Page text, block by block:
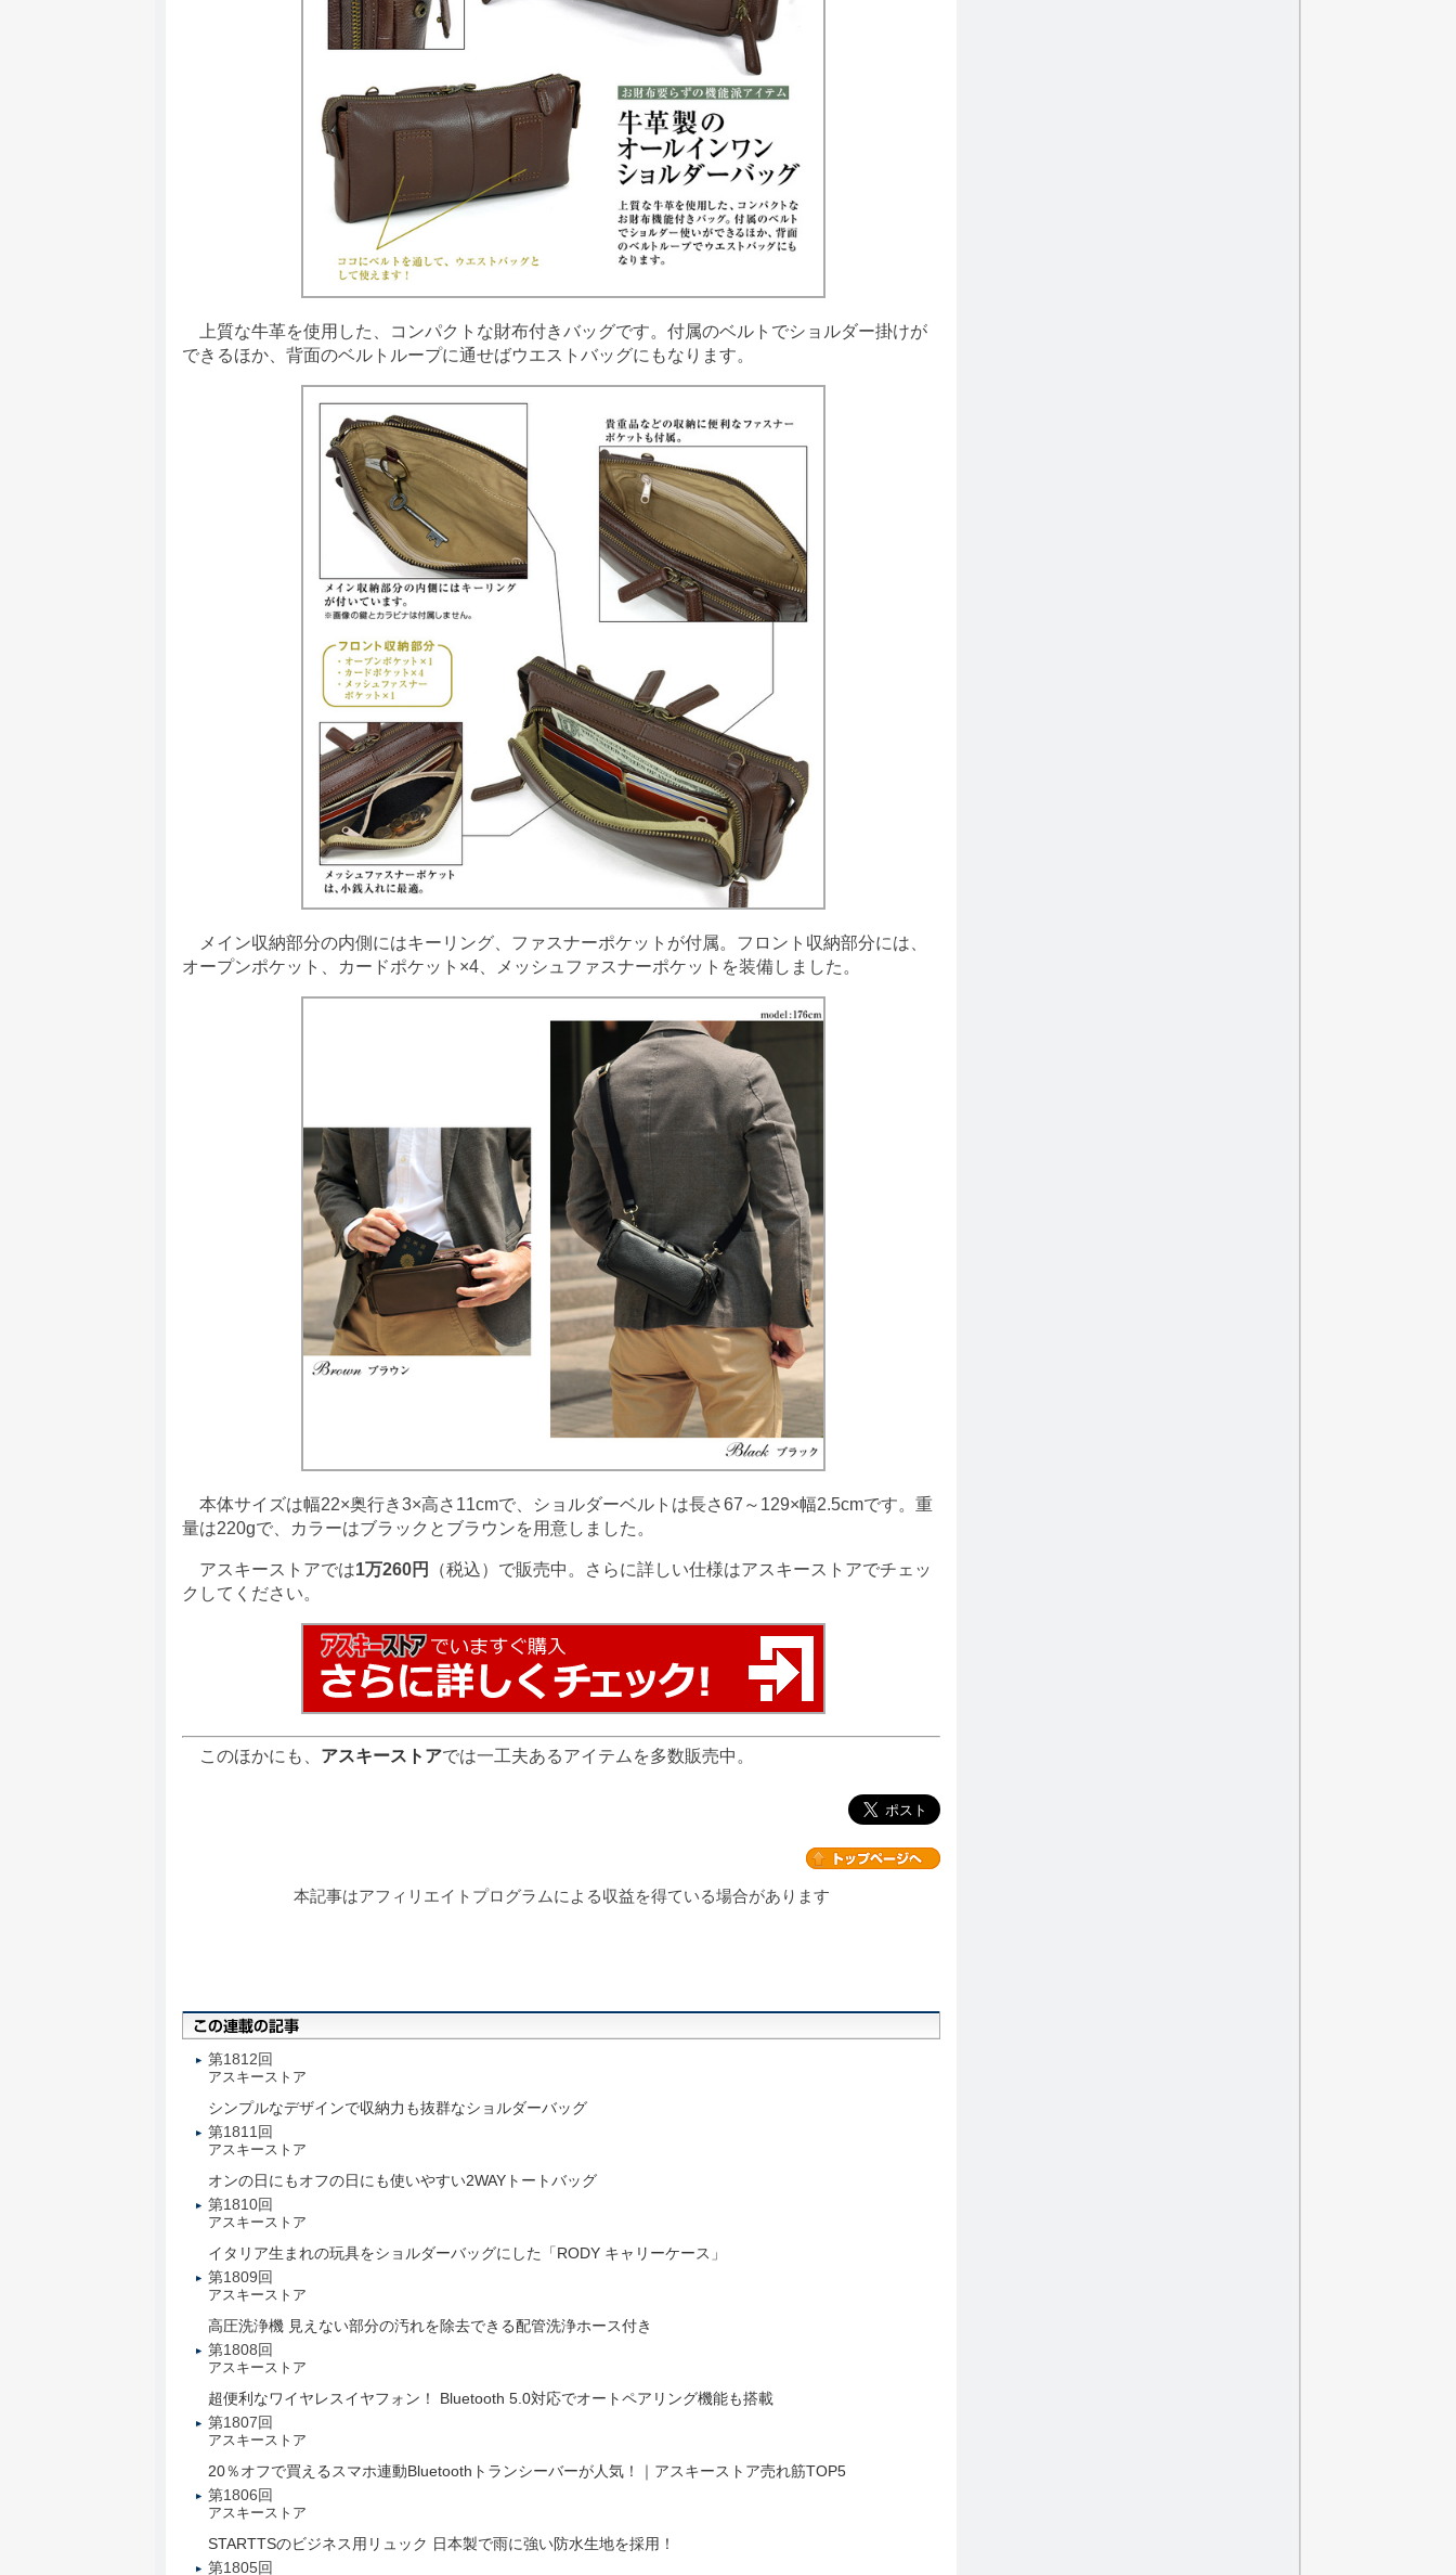
上質な牛革を使用した、コンパクトな財布付きバッグです。付属のベルトでショルダー掛けが
できるほか、背面のベルトループに通せばウエストバッグにもなります。
メイン収納部分の内側にはキーリング、ファスナーポケットが付属。フロント収納部分には、
オープンポケット、カードポケット×4、メッシュファスナーポケットを装備しました。
本体サイズは幅22×奥行き3×高さ11cmで、ショルダーベルトは長さ67～129×幅2.5cmです。重
量は220gで、カラーはブラックとブラウンを用意しました。
アスキーストアでは1万260円
（税込）で販売中。さらに詳しい仕様はアスキーストアでチェッ
クしてください。
このほかにも、 アスキーストアでは一工夫あるアイテムを多数販売中。
本記事はアフィリエイトプログラムによる収益を得ている場合があります
第1812回
アスキーストア
シンプルなデザインで収納力も抜群なショルダーバッグ
第1811回
アスキーストア
オンの日にもオフの日にも使いやすい2WAYトートバッグ
第1810回
アスキーストア
イタリア生まれの玩具をショルダーバッグにした「RODY キャリーケース」
第1809回
アスキーストア
高圧洗浄機 見えない部分の汚れを除去できる配管洗浄ホース付き
第1808回
アスキーストア
超便利なワイヤレスイヤフォン！ Bluetooth 5.0対応でオートペアリング機能も搭載
第1807回
アスキーストア
20％オフで買えるスマホ連動Bluetoothトランシーバーが人気！｜アスキーストア売れ筋TOP5
第1806回
アスキーストア
STARTTSのビジネス用リュック 日本製で雨に強い防水生地を採用！
第1805回